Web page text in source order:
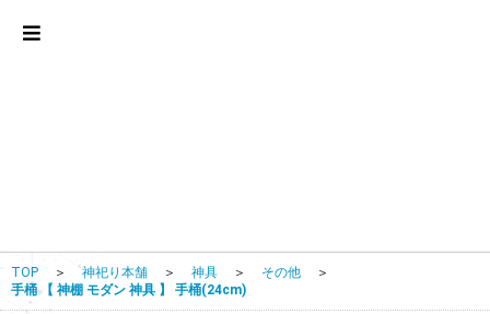
TOP ＞ 神祀り本舗 ＞ 神具 ＞ その他
＞
手桶 【 神棚 モダン 神具 】 手桶(24cm)